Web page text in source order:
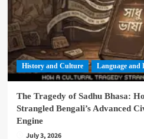
History and Culture Language and
The Tragedy of Sadhu Bhasa:
Strangled Bengali’s Advanced
Engine
July 3, 2026